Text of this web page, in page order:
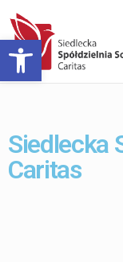
Otwórz
Siedlecka
Caritas